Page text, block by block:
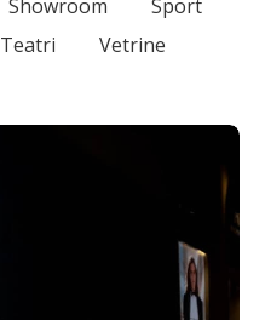
Showroom
Sport
Teatri Vetrine